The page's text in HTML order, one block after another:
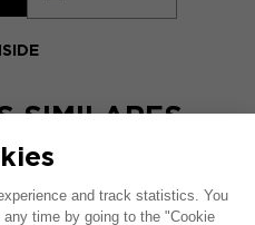
SIMILARES